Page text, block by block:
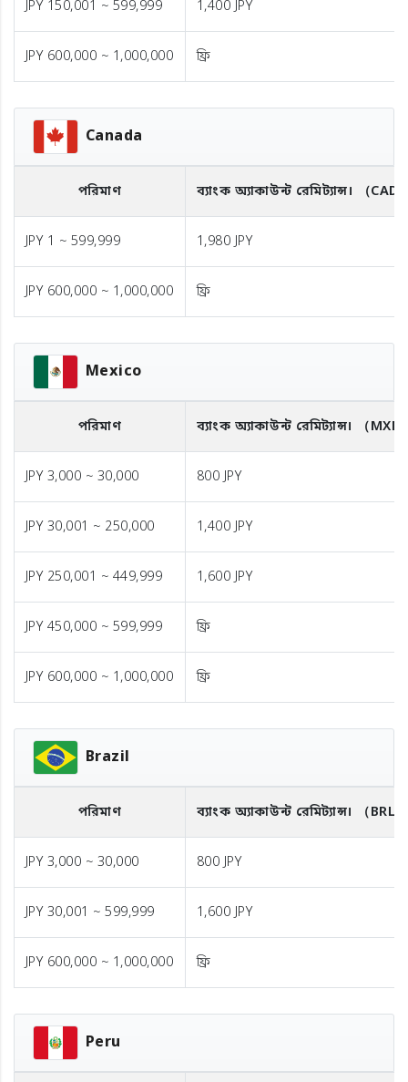
JPY 150,001 ~ 599,999 1,400 JPY
JPY 600,000 ~ 1,000,000 ফ্রি
Canada
পরিমাণ ব্যাংক অ্যাকাউন্ট রেমিট্যান্স। （
JPY 1 ~ 599,999 1,980 JPY
JPY 600,000 ~ 1,000,000 ফ্রি
Mexico
পরিমাণ ব্যাংক অ্যাকাউন্ট রেমিট্যান্স। （MXN
JPY 3,000 ~ 30,000 800 JPY
JPY 30,001 ~ 250,000 1,400 JPY
JPY 250,001 ~ 449,999 1,600 JPY
JPY 450,000 ~ 599,999 ফ্রি
JPY 600,000 ~ 1,000,000 ফ্রি
Brazil
পরিমাণ ব্যাংক অ্যাকাউন্ট রেমিট্যান্স। （BRL）
JPY 3,000 ~ 30,000 800 JPY
JPY 30,001 ~ 599,999 1,600 JPY
JPY 600,000 ~ 1,000,000 ফ্রি
Peru